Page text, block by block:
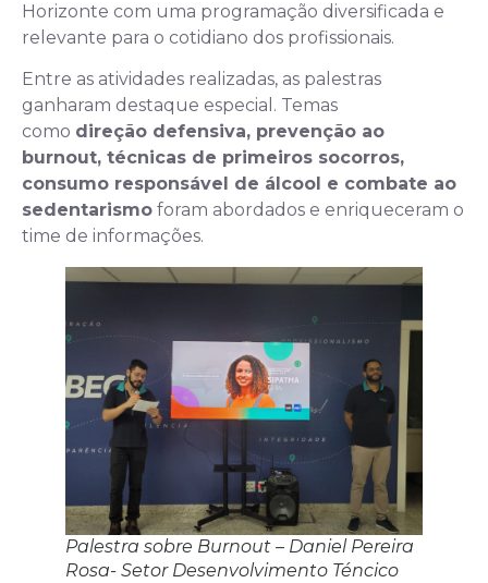
Horizonte com uma programação diversificada e
relevante para o cotidiano dos profissionais.
Entre as atividades realizadas, as palestras
ganharam destaque especial. Temas
como direção defensiva, prevenção ao
burnout, técnicas de primeiros socorros,
consumo responsável de álcool e combate ao
sedentarismo foram abordados e enriqueceram o
time de informações.
Palestra sobre Burnout – Daniel Pereira
Rosa- Setor Desenvolvimento Téncico